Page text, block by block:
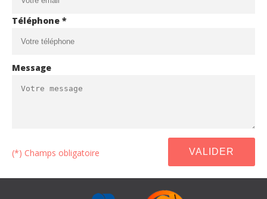
Téléphone *
Message
(*) Champs obligatoire